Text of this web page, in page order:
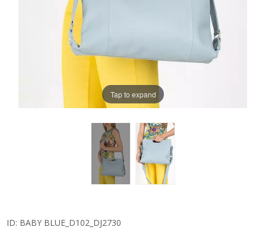
Tap to expand
ID: BABY BLUE_D102_DJ2730